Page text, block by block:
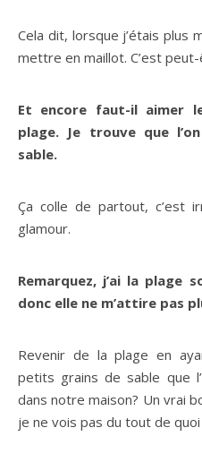
Cela dit, lorsque j’étais plus
mettre en maillot. C’est
Et encore faut-il aimer
plage. Je trouve que
sable.
Ça colle de partout, c’est
glamour.
Remarquez, j’ai la plage
donc elle ne m’attire pas
Revenir de la plage en
petits grains de sable que
dans notre maison? Un vrai
je ne vois pas du tout de